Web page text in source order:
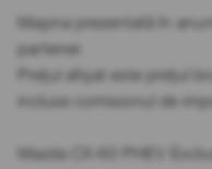
Mașina prezentată în
partener.
Prețul afișat este prețul
incluse comisionul de
Mazda CX-60 PHEV